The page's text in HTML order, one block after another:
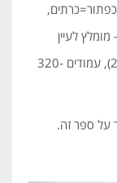
לעיין
בספר “האלה הלבנה” מאת רוברט גרייבס (2012), עמודים 320-
על ספר זה.